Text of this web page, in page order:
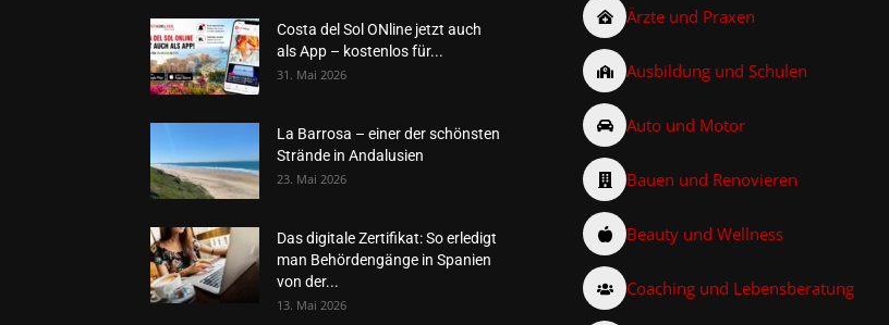
Costa del Sol ONline jetzt auch
als App – kostenlos für...
31. Mai 2026
La Barrosa – einer der schönsten
Strände in Andalusien
23. Mai 2026
Das digitale Zertifikat: So erledigt
man Behördengänge in Spanien
von der...
13. Mai 2026
Ärzte und Praxen
Ausbildung und Schulen
Auto und Motor
Bauen und Renovieren
Beauty und Wellness
Coaching und Lebensberatung